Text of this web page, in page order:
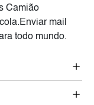
Camião
mail
todo mundo.